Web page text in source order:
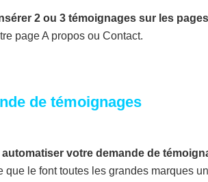
2 ou 3 témoignages sur les
page A propos ou Contact.
de témoignages
automatiser votre demande de
que le font toutes les grandes marques